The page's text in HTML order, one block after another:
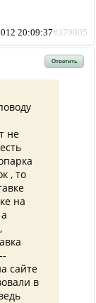
20:09:37#379005
Ответить
не
, то
на
сайте
в